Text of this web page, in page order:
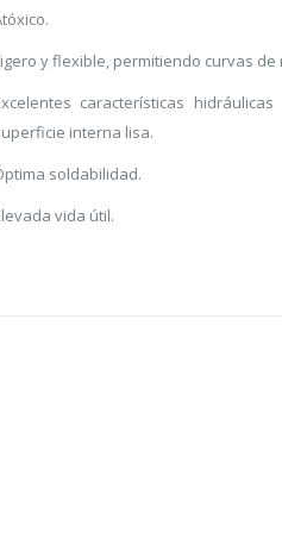
y flexible, permitiendo curvas de
características
interna lisa.
soldabilidad.
vida útil.